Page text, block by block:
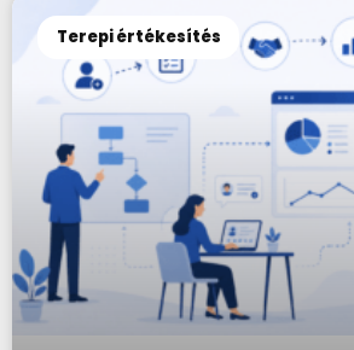
Terepi értékesítés